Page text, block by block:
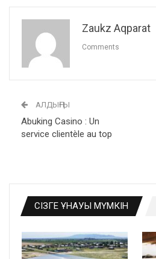
Zaukz Aqparat
Comments
АЛДЫҢҒЫ
Abuking Casino : Un
service clientèle au top
СІЗГЕ ҰНАУЫ МҮМКІН